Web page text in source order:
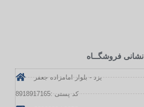
نشانی فروشگــاه
یزد - بلوار امامزاده جعفر
کد پستی :8918917165